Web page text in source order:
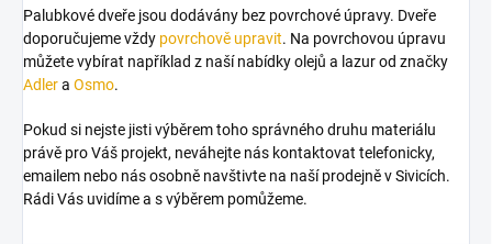
Palubkové dveře jsou dodávány bez povrchové úpravy. Dveře
doporučujeme vždy povrchově upravit. Na povrchovou úpravu
můžete vybírat například z naší nabídky olejů a lazur od značky
Adlera Osmo.
Pokud si nejste jisti výběrem toho správného druhu materiálu
právě pro Váš projekt, neváhejte nás kontaktovat telefonicky,
emailem nebo nás osobně navštivte na naší prodejně v Sivicích.
Rádi Vás uvidíme a s výběrem pomůžeme.